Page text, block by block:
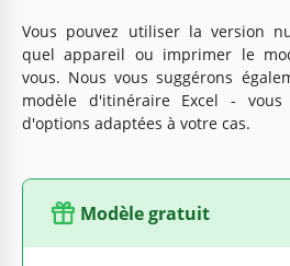
Vous pouvez utiliser la version
quel appareil ou imprimer le
vous. Nous vous suggérons
modèle d'itinéraire Excel -
d'options adaptées à votre cas.
Modèle gratuit